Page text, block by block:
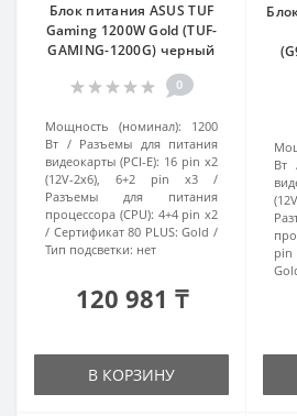
Блок питания ASUS TUF
Gaming 1200W Gold (TUF-
GAMING-1200G) черный
0
Мощность (номинал):
1200
Вт
Разъемы для питания
видеокарты (PCI-E): 16 pin х2
(12V-2x6), 6+2 pin x3
Разъемы для питания
процессора (CPU): 4+4 pin x2
Сертификат 80 PLUS: Gold
Тип подсветки: нет
120 981 ₸
В КОРЗИНУ
Вт
pin